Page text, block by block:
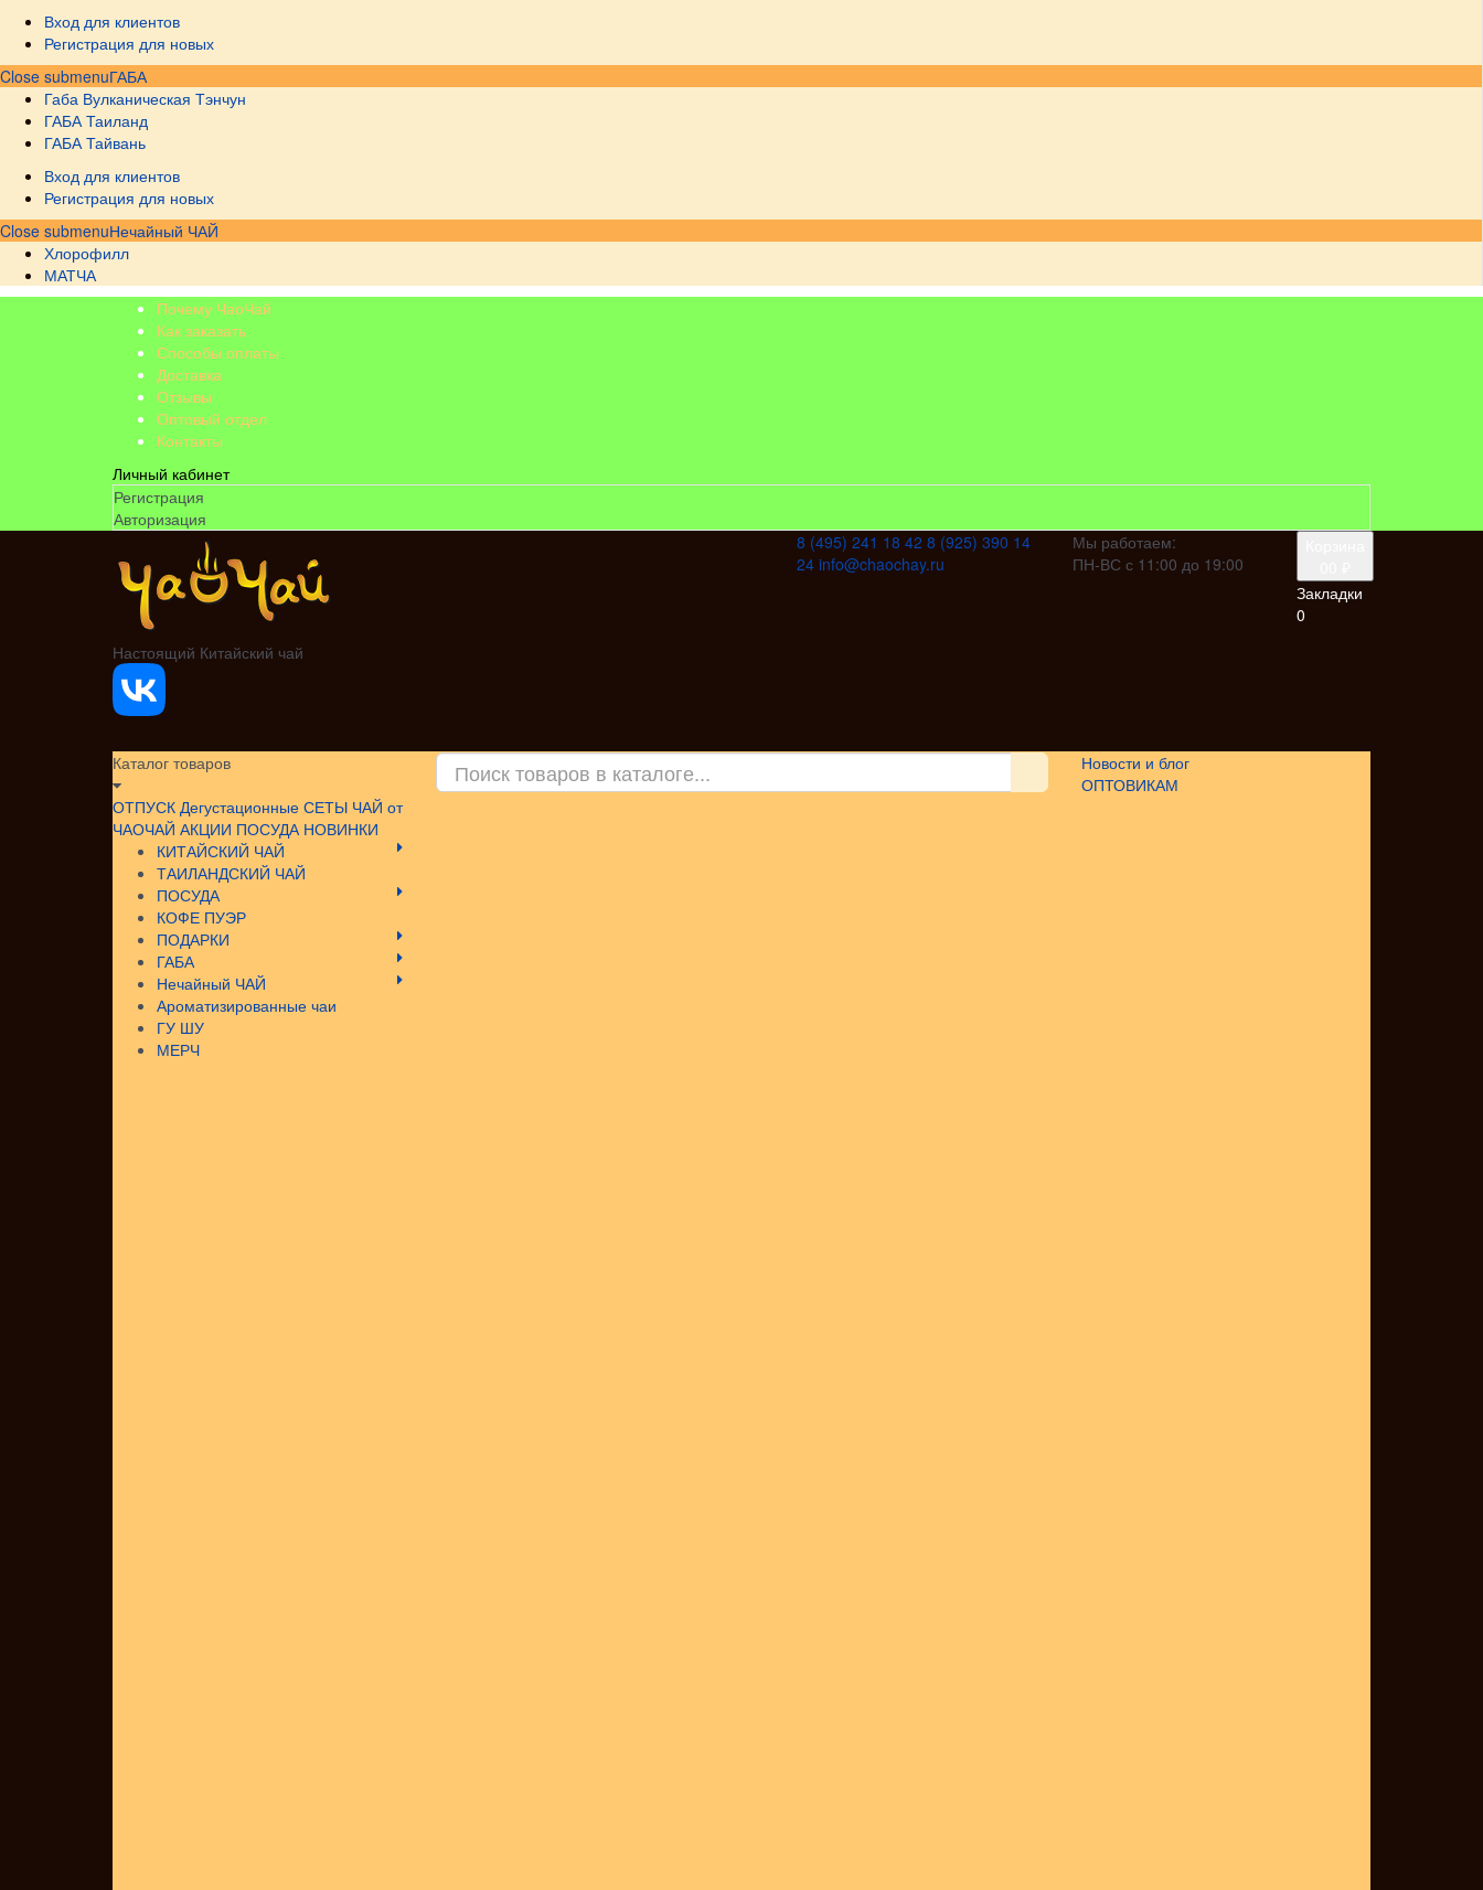
Вход для клиентов
Регистрация для новых
Close submenuГАБА
Габа Вулканическая Тэнчун
ГАБА Таиланд
ГАБА Тайвань
Вход для клиентов
Регистрация для новых
Close submenuНечайный ЧАЙ
Хлорофилл
МАТЧА
Почему ЧаоЧай
Как заказать
Способы оплаты
Доставка
Отзывы
Оптовый отдел
Контакты
Личный кабинет
Регистрация
Авторизация
Настоящий Китайский чай
8 (495) 241 18 42 8 (925) 390 14
24 info@chaochay.ru
Мы работаем:
ПН-ВС с 11:00 до 19:00
Закладки
0
Каталог товаров
ОТПУСК Дегустационные СЕТЫ ЧАЙ от
ЧАОЧАЙ АКЦИИ ПОСУДА НОВИНКИ
КИТАЙСКИЙ ЧАЙ
ТАИЛАНДСКИЙ ЧАЙ
ПОСУДА
КОФЕ ПУЭР
ПОДАРКИ
ГАБА
Нечайный ЧАЙ
Ароматизированные чаи
ГУ ШУ
МЕРЧ
Новости и блог
ОПТОВИКАМ